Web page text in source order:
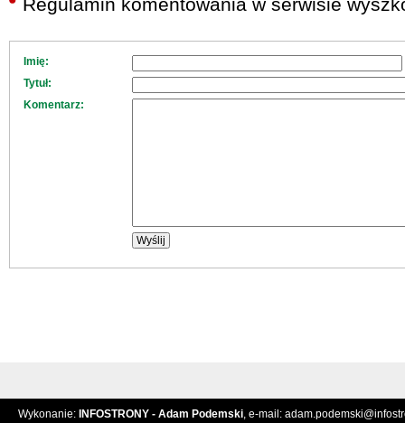
Imię:
Tytuł:
Komentarz:
Wykonanie: INFOSTRONY - Adam Podemski, e-mail: